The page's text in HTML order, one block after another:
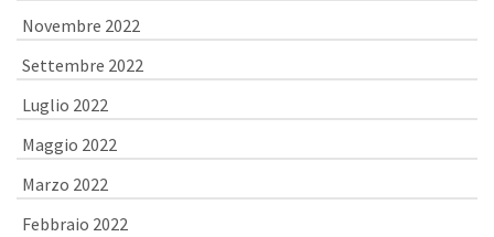
Novembre 2022
Settembre 2022
Luglio 2022
Maggio 2022
Marzo 2022
Febbraio 2022